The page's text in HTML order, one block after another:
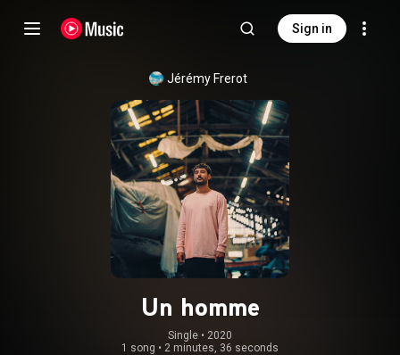
Sign in
Jérémy Frerot
Un homme
Single • 2020
1 song • 2 minutes, 36 seconds